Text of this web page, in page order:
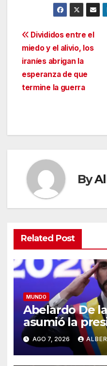
Navegación
de
entradas
Divididos entre el
miedo y el alivio, los
iraníes abrigan la
esperanza de que
termine la guerra
By
Related Post
MUNDO
Abelardo De
asumió la
Colombia y
“derrotar sin
AGO 7, 2026